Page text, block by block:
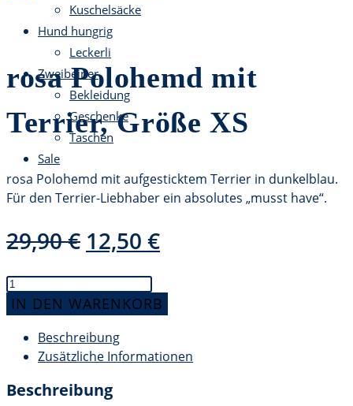
Kuschelsäcke
Hund hungrig
Leckerli
Zweibeiner
Bekleidung
Geschenke
Taschen
Sale
rosa Polohemd mit
Terrier, Größe XS
rosa Polohemd mit aufgesticktem Terrier in dunkelblau.
Für den Terrier-Liebhaber ein absolutes „musst have“.
29,90€ Ursprünglicher
Preis
war:
29,90 €
12,50 €Aktueller
Preis
12,50 €.
rosa
Polohemd
mit
Terrier,
Größe
Menge
IN DEN WARENKORB
Beschreibung
Zusätzliche Informationen
Beschreibung